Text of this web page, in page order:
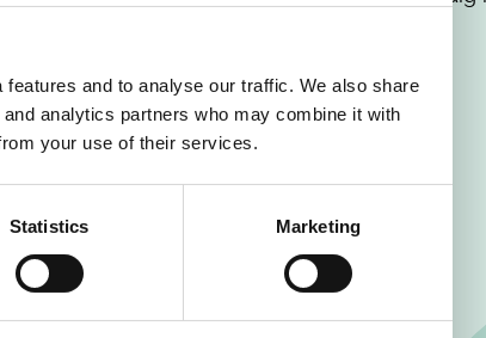
and to analyse our traffic. We also share
analytics partners who may combine it with
your use of their services.
Statistics Marketing